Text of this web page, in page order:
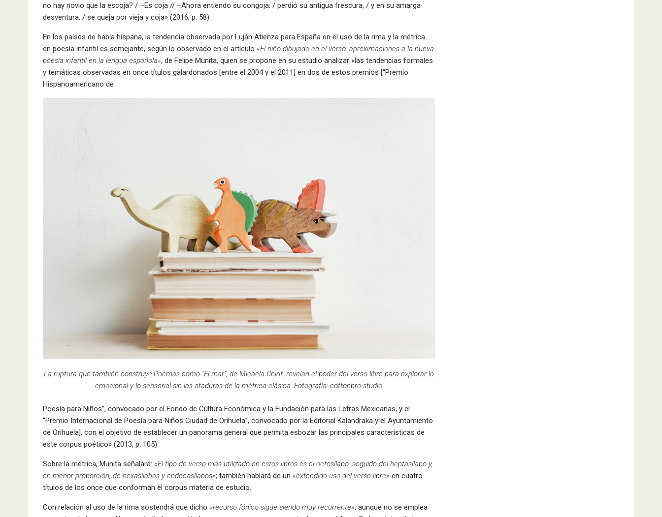
no hay novio que la escoja? / –Es coja // –Ahora entiendo su congoja: / perdió su antigua frescura, / y en su amarga
desventura, / se queja por vieja y coja» (2016, p. 58).
En los países de habla hispana, la tendencia observada por Luján Atienza para España en el uso de la rima y la métrica
en poesía infantil es semejante, según lo observado en el artículo «El niño dibujado en el verso: aproximaciones a la nueva
poesía infantil en la lengua española», de Felipe Munita, quien se propone en su estudio analizar «las tendencias formales
y temáticas observadas en once títulos galardonados [entre el 2004 y el 2011] en dos de estos premios [“Premio
Hispanoamericano de
La ruptura que también construye:Poemas como “El mar”, de Micaela Chirif, revelan el poder del verso libre para explorar lo
emocional y lo sensorial sin las ataduras de la métrica clásica. Fotografía: cottonbro studio
Poesía para Niños”, convocado por el Fondo de Cultura Económica y la Fundación para las Letras Mexicanas, y el
“Premio Internacional de Poesía para Niños Ciudad de Orihuela”, convocado por la Editorial Kalandraka y el Ayuntamiento
de Orihuela], con el objetivo de establecer un panorama general que permita esbozar las principales características de
este corpus poético» (2013, p. 105).
Sobre la métrica, Munita señalará: «El tipo de verso más utilizado en estos libros es el octosílabo, seguido del heptasílabo y,
en menor proporción, de hexasílabos y endecasílabos»; también hablará de un «extendido uso del verso libre» en cuatro
títulos de los once que conforman el corpus materia de estudio.
Con relación al uso de la rima sostendrá que dicho «recurso fónico sigue siendo muy recurrente», aunque no se emplea